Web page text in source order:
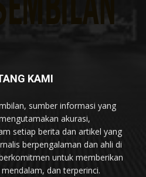
KAMI
sumber informasi yang
akurasi,
setiap berita dan artikel yang
berpengalaman dan ahli di
untuk memberikan
dan terperinci.